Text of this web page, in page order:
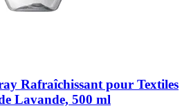
Rafraîchissant pour Textiles
Lavande, 500 ml